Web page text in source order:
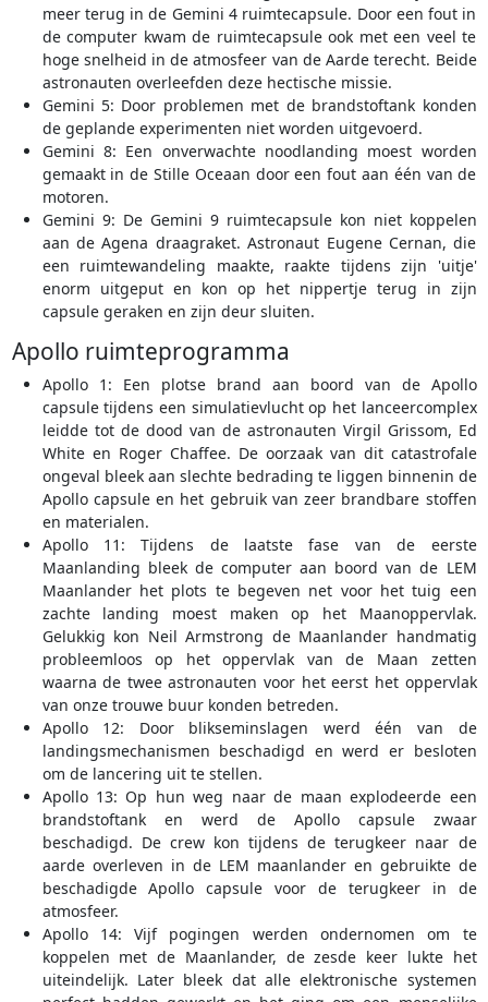
meer terug in de Gemini 4 ruimtecapsule. Door een fout in
de computer kwam de ruimtecapsule ook met een veel te
hoge snelheid in de atmosfeer van de Aarde terecht. Beide
astronauten overleefden deze hectische missie.
Gemini 5: Door problemen met de brandstoftank konden
de geplande experimenten niet worden uitgevoerd.
Gemini 8: Een onverwachte noodlanding moest worden
gemaakt in de Stille Oceaan door een fout aan één van de
motoren.
Gemini 9: De Gemini 9 ruimtecapsule kon niet koppelen
aan de Agena draagraket. Astronaut Eugene Cernan, die
een ruimtewandeling maakte, raakte tijdens zijn 'uitje'
enorm uitgeput en kon op het nippertje terug in zijn
capsule geraken en zijn deur sluiten.
Apollo ruimteprogramma
Apollo 1: Een plotse brand aan boord van de Apollo
capsule tijdens een simulatievlucht op het lanceercomplex
leidde tot de dood van de astronauten Virgil Grissom, Ed
White en Roger Chaffee. De oorzaak van dit catastrofale
ongeval bleek aan slechte bedrading te liggen binnenin de
Apollo capsule en het gebruik van zeer brandbare stoffen
en materialen.
Apollo 11: Tijdens de laatste fase van de eerste
Maanlanding bleek de computer aan boord van de LEM
Maanlander het plots te begeven net voor het tuig een
zachte landing moest maken op het Maanoppervlak.
Gelukkig kon Neil Armstrong de Maanlander handmatig
probleemloos op het oppervlak van de Maan zetten
waarna de twee astronauten voor het eerst het oppervlak
van onze trouwe buur konden betreden.
Apollo 12: Door blikseminslagen werd één van de
landingsmechanismen beschadigd en werd er besloten
om de lancering uit te stellen.
Apollo 13: Op hun weg naar de maan explodeerde een
brandstoftank en werd de Apollo capsule zwaar
beschadigd. De crew kon tijdens de terugkeer naar de
aarde overleven in de LEM maanlander en gebruikte de
beschadigde Apollo capsule voor de terugkeer in de
atmosfeer.
Apollo 14: Vijf pogingen werden ondernomen om te
koppelen met de Maanlander, de zesde keer lukte het
uiteindelijk. Later bleek dat alle elektronische systemen